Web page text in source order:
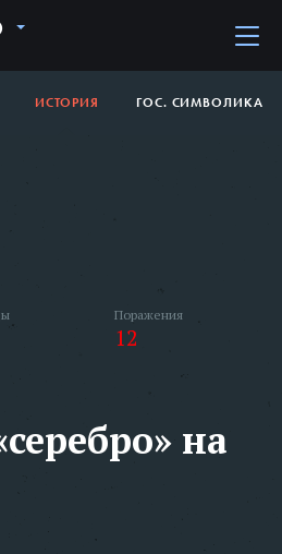
ИСТОРИЯ ГОС. СИМВОЛИКА
Поражения
12
на